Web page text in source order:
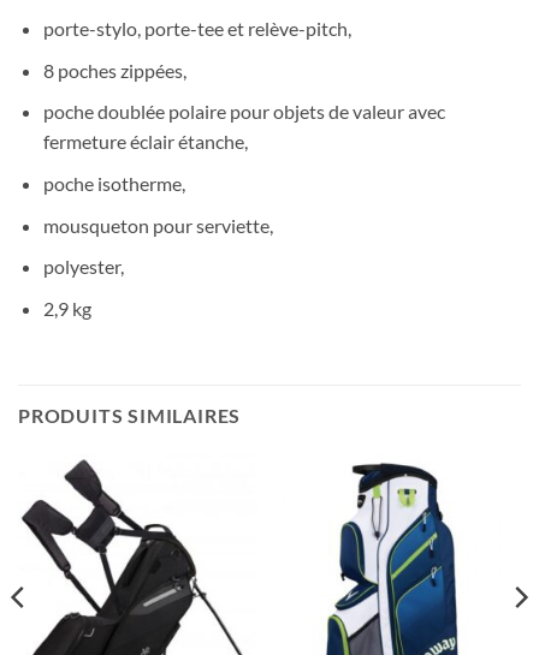
porte-stylo, porte-tee et relève-pitch,
8 poches zippées,
poche doublée polaire pour objets de valeur avec
fermeture éclair étanche,
poche isotherme,
mousqueton pour serviette,
polyester,
2,9 kg
PRODUITS SIMILAIRES